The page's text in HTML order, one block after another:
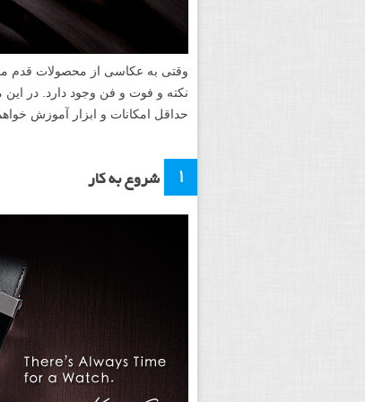
وقتی به عکاسی از محصولات قدم می
نکته و فوت و فن وجود دارد. در این
حداقل امکانات و ابزار آموزش خواهم
۱ شروع به کار